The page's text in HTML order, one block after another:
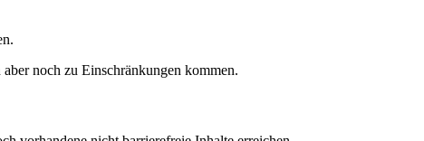
noch zu Einschränkungen kommen.